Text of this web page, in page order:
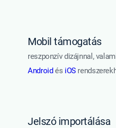
Mobil támogatás
reszponzív dizájnnal,
Androidés iOS
Jelszó importálása